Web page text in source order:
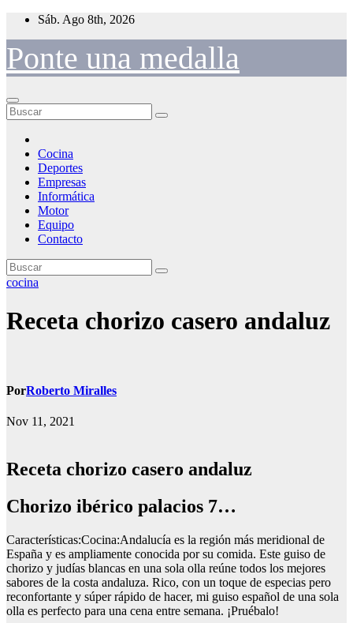
Saltar
contenido
Sáb. Ago 8th, 2026
Ponte una medalla
Cocina
Deportes
Empresas
Informática
Motor
Equipo
Contacto
cocina
Receta chorizo casero andaluz
PorRoberto Miralles
Nov 11, 2021
Receta chorizo casero andaluz
Chorizo ibérico palacios 7…
Características:Cocina:Andalucía es la región más meridional de
España y es ampliamente conocida por su comida. Este guiso de
chorizo y judías blancas en una sola olla reúne todos los mejores
sabores de la costa andaluza. Rico, con un toque de especias pero
reconfortante y súper rápido de hacer, mi guiso español de una sola
olla es perfecto para una cena entre semana. ¡Pruébalo!